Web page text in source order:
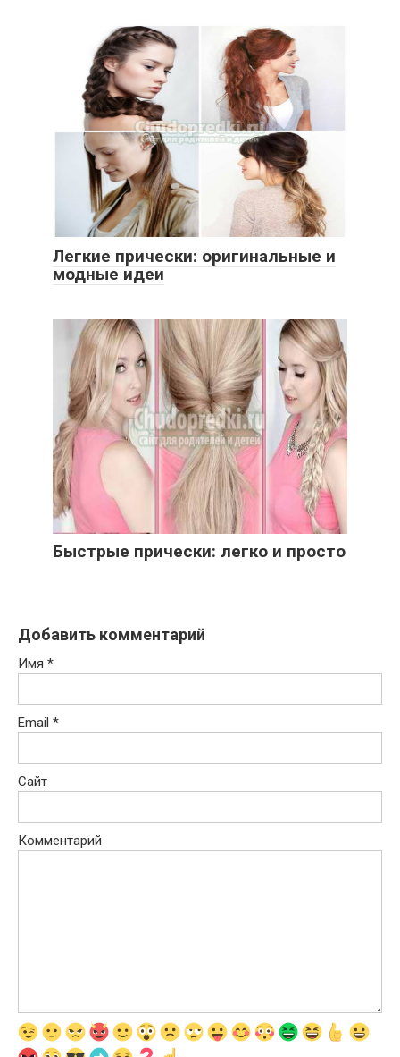
Легкие прически: оригинальные и
модные идеи
Быстрые прически: легко и просто
Добавить комментарий
Имя *
Email *
Сайт
Комментарий